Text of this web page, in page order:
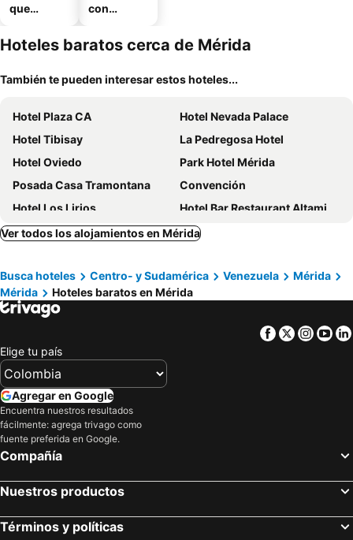
que
mascotas
con
miento
Hoteles baratos cerca de Mérida
También te pueden interesar estos hoteles...
Hotel Plaza CA
Hotel Nevada Palace
Hotel Tibisay
La Pedregosa Hotel
Hotel Oviedo
Park Hotel Mérida
Posada Casa Tramontana
Convención
Hotel Los Lirios
Hotel Bar Restaurant Altamira CA
Hotel el Cid
Estancia La Cañada
Luna Blanca
Ver todos los alojamientos en Mérida
Busca hoteles Centro- y Sudamérica Venezuela
Mérida
Mérida
Hoteles baratos en Mérida
Facebook
Twitter
Elige tu país
Agregar en Google
Encuentra nuestros resultados
fácilmente: agrega trivago como
fuente preferida en Google.
Compañía
Nuestros productos
Términos y políticas